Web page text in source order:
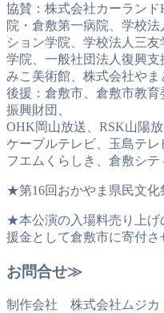
協賛：株式会社カーラン
院・倉敷第一病院、学校
ション学院、学校法人三
学院、一般社団法人復興
みこ美術館、株式会社やま
後援：倉敷市、倉敷市教
振興財団、
OHK岡山放送、RSK山陽
ケーブルテレビ、玉島テ
フエムくらしき、倉敷シ
★第16回おかやま県民文化
★本公演の入場料売り上げ
援金として倉敷市に寄付さ
お問合せ≫
制作会社 株式会社ムジカ